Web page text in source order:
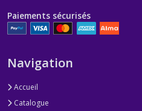
Paiements sécurisés
Navigation
Accueil
Catalogue